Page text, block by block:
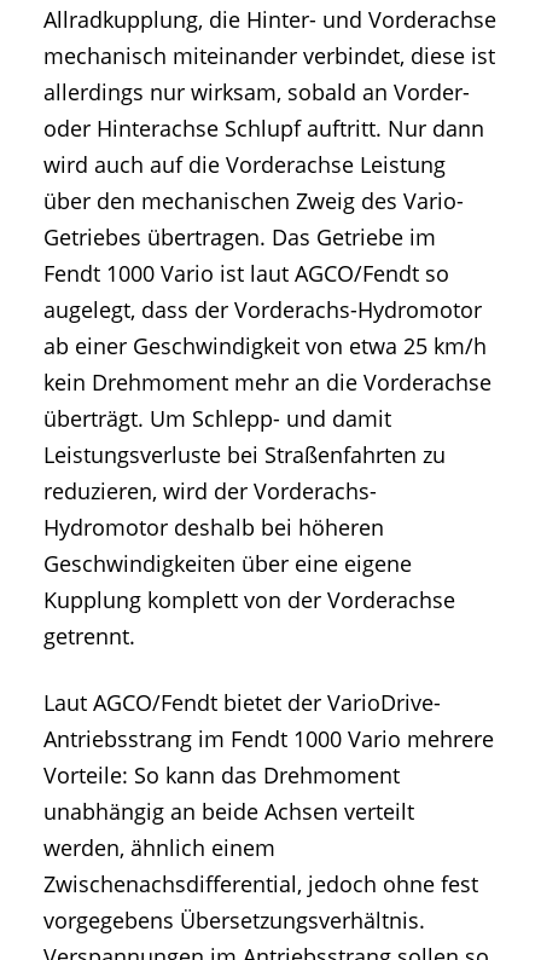
Allradkupplung, die Hinter- und Vorderachse
mechanisch miteinander verbindet, diese ist
allerdings nur wirksam, sobald an Vorder-
oder Hinterachse Schlupf auftritt. Nur dann
wird auch auf die Vorderachse Leistung
über den mechanischen Zweig des Vario-
Getriebes übertragen. Das Getriebe im
Fendt 1000 Vario ist laut AGCO/Fendt so
augelegt, dass der Vorderachs-Hydromotor
ab einer Geschwindigkeit von etwa 25 km/h
kein Drehmoment mehr an die Vorderachse
überträgt. Um Schlepp- und damit
Leistungsverluste bei Straßenfahrten zu
reduzieren, wird der Vorderachs-
Hydromotor deshalb bei höheren
Geschwindigkeiten über eine eigene
Kupplung komplett von der Vorderachse
getrennt.
Laut AGCO/Fendt bietet der VarioDrive-
Antriebsstrang im Fendt 1000 Vario mehrere
Vorteile: So kann das Drehmoment
unabhängig an beide Achsen verteilt
werden, ähnlich einem
Zwischenachsdifferential, jedoch ohne fest
vorgegebens Übersetzungsverhältnis.